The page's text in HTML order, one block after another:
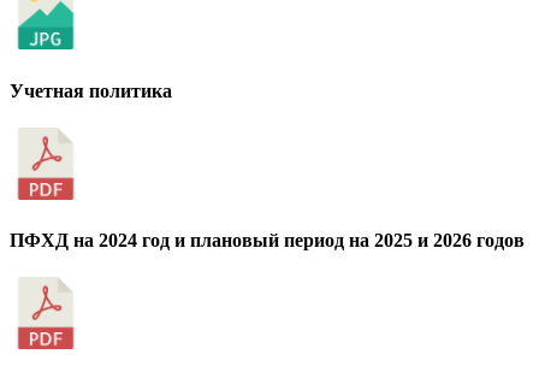
Учетная политика
ПФХД на 2024 год и плановый период на 2025 и 2026 годов